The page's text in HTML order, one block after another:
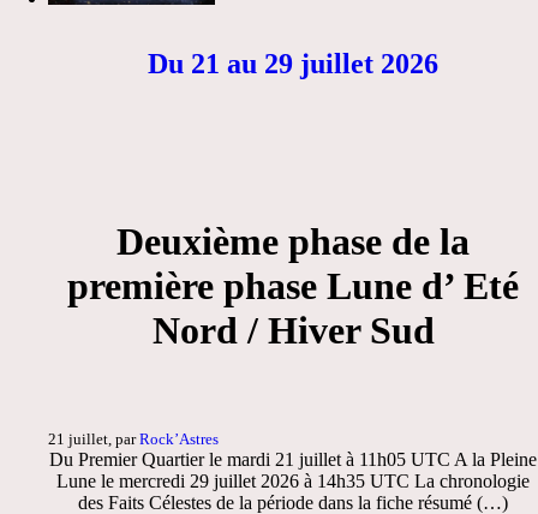
Du 21 au 29 juillet 2026
Deuxième phase de la
première phase Lune d’ Eté
Nord / Hiver Sud
21 juillet, parRock’Astres
Du Premier Quartier le mardi 21 juillet à 11h05 UTC A la Pleine
Lune le mercredi 29 juillet 2026 à 14h35 UTC La chronologie
des Faits Célestes de la période dans la fiche résumé (…)